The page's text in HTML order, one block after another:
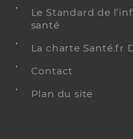
Le Standard de
santé
La charte Santé.fr
Contact
Plan du site